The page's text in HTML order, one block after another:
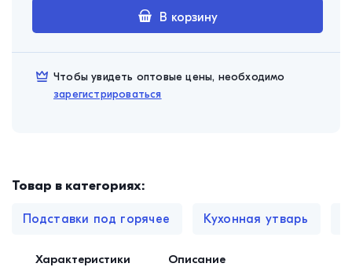
В корзину
Чтобы увидеть оптовые цены, необходимо
зарегистрироваться
Товар в категориях:
Подставки под горячее Кухонная утварь
Характеристики Описание